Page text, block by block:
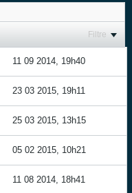
Filtre
11 09 2014, 19h40
23 03 2015, 19h11
25 03 2015, 13h15
05 02 2015, 10h21
11 08 2014, 18h41